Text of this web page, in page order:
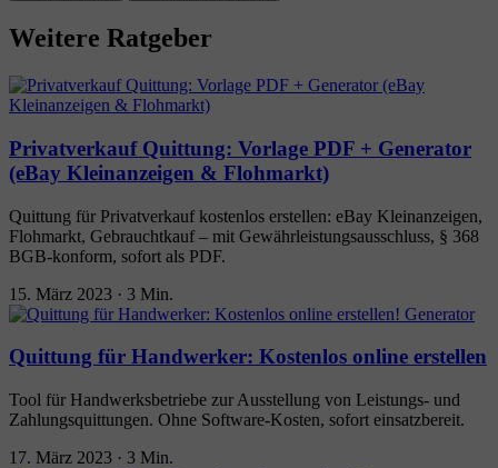
Weitere Ratgeber
Privatverkauf Quittung: Vorlage PDF + Generator
(eBay Kleinanzeigen & Flohmarkt)
Quittung für Privatverkauf kostenlos erstellen: eBay Kleinanzeigen,
Flohmarkt, Gebrauchtkauf – mit Gewährleistungsausschluss, § 368
BGB-konform, sofort als PDF.
15. März 2023 · 3 Min.
Quittung für Handwerker: Kostenlos online erstellen
Tool für Handwerksbetriebe zur Ausstellung von Leistungs- und
Zahlungsquittungen. Ohne Software-Kosten, sofort einsatzbereit.
17. März 2023 · 3 Min.